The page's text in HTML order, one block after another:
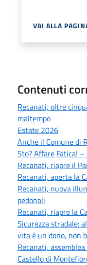
VAI ALLA
Contenuti
Recanati, oltre
maltempo
Estate 2026
Anche il Comune di
Sto? Affare Fatica! –
Recanati, riapre il
Recanati, aperta la
Recanati, nuova
pedonali
Recanati, riapre la
Sicurezza stradale:
vita è un dono, non
Recanati,
Castello di